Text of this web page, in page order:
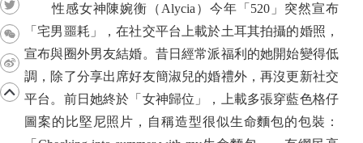
性感女神陳婉衡（Alycia）今年「520」突然宣布
「宅男噩耗」，在社交平台上載於土耳其拍攝的婚照，
宣布與圈外男友結婚。昔日經常派福利的她開始變得低
調，除了分享出席好友簡淑兒的婚禮外，再沒更新社交
平台。前日她終於「女神歸位」，上載多張穿藍色格仔
圖案的比堅尼照片，自稱造型很似生命麵包的包裝：